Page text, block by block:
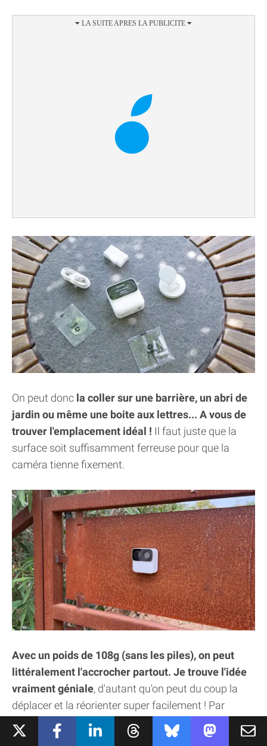
On peut donc la coller sur une barrière, un abri de
jardin ou même une boite aux lettres... A vous de
trouver l'emplacement idéal ! Il faut juste que la
surface soit suffisamment ferreuse pour que la
caméra tienne fixement.
Avec un poids de 108g (sans les piles), on peut
littéralement l'accrocher partout. Je trouve l'idée
vraiment géniale, d'autant qu'on peut du coup la
déplacer et la réorienter super facilement ! Par
exemple, quand vous partez en vacances, vous avez
peut-être envie de l'orienter vers votre jardin ou votre